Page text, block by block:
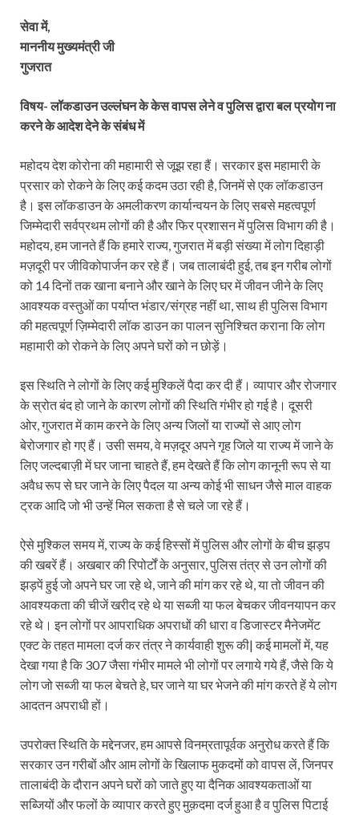
सेवा में,
माननीय मुख्यमंत्री जी
गुजरात
विषय- लॉकडाउन उल्लंघन के केस वापस लेने व पुलिस द्वारा बल प्रयोग ना
करने के आदेश देने के संबंध में
महोदय देश कोरोना की महामारी से जूझ रहा हैं। सरकार इस महामारी के
प्रसार को रोकने के लिए कई कदम उठा रही है, जिनमें से एक लॉकडाउन
है। इस लॉकडाउन के अमलीकरण कार्यान्वयन के लिए सबसे महत्वपूर्ण
जिम्मेदारी सर्वप्रथम लोगों की है और फिर प्रशासन में पुलिस विभाग की है।
महोदय, हम जानते हैं कि हमारे राज्य, गुजरात में बड़ी संख्या में लोग दिहाड़ी
मज़दूरी पर जीविकोपार्जन कर रहे हैं। जब तालाबंदी हुई, तब इन गरीब लोगों
को 14 दिनों तक खाना बनाने और खाने के लिए घर में जीवन जीने के लिए
आवश्यक वस्तुओं का पर्याप्त भंडार/संग्रह नहीं था, साथ ही पुलिस विभाग
की महत्वपूर्ण ज़िम्मेदारी लॉक डाउन का पालन सुनिश्चित कराना कि लोग
महामारी को रोकने के लिए अपने घरों को न छोड़ें।
इस स्थिति ने लोगों के लिए कई मुश्किलें पैदा कर दी हैं। व्यापार और रोजगार
के स्रोत बंद हो जाने के कारण लोगों की स्थिति गंभीर हो गई है। दूसरी
ओर, गुजरात में काम करने के लिए अन्य जिलों या राज्यों से आए लोग
बेरोजगार हो गए हैं। उसी समय, वे मज़दूर अपने गृह जिले या राज्य में जाने के
लिए जल्दबाज़ी में घर जाना चाहते हैं, हम देखते हैं कि लोग कानूनी रूप से या
अवैध रूप से घर जाने के लिए पैदल या अन्य कोई भी साधन जैसे माल वाहक
ट्रक आदि जो भी उन्हें मिल सकता है से चले जा रहे हैं।
ऐसे मुश्किल समय में, राज्य के कई हिस्सों में पुलिस और लोगों के बीच झड़प
की खबरें हैं। अखबार की रिपोर्टों के अनुसार, पुलिस तंत्र से उन लोगों की
झड़पें हुई जो अपने घर जा रहे थे, जाने की मांग कर रहे थे, या तो जीवन की
आवश्यकता की चीजें खरीद रहे थे या सब्जी या फल बेचकर जीवनयापन कर
रहे थे। इन लोगों पर आपराधिक अपराधों की धारा व डिजास्टर मैनेजमेंट
एक्ट के तहत मामला दर्ज कर तंत्र ने कार्यवाही शुरू की| कई मामलों में, यह
देखा गया है कि 307 जैसा गंभीर मामले भी लोगों पर लगाये गये हैं, जैसे कि ये
लोग जो सब्जी या फल बेचते हे, घर जाने या घर भेजने की मांग करते हें ये लोग
आदतन अपराधी हों।
उपरोक्त स्थिति के मद्देनजर, हम आपसे विनम्रतापूर्वक अनुरोध करते हैं कि
सरकार उन गरीबों और आम लोगों के खिलाफ मुकदमों को वापस लें, जिनपर
तालाबंदी के दौरान अपने घरों को जाते हुए या दैनिक आवश्यकताओं या
सब्जियों और फलों के व्यापार करते हुए मुक़दमा दर्ज हुआ है व पुलिस पिटाई